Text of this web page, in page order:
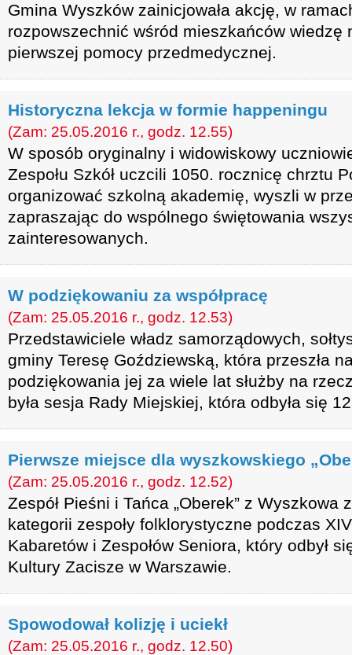
Gmina Wyszków zainicjowała akcję, w
rozpowszechnić wśród mieszkańców wiedzę
pierwszej pomocy przedmedycznej.
Historyczna lekcja w formie happeningu
(Zam: 25.05.2016 r., godz. 12.55)
W sposób oryginalny i widowiskowy
Zespołu Szkół uczcili 1050. rocznicę chrztu
organizować szkolną akademię, wyszli w
zapraszając do wspólnego świętowania
zainteresowanych.
W podziękowaniu za współpracę
(Zam: 25.05.2016 r., godz. 12.53)
Przedstawiciele władz samorządowych,
gminy Teresę Goździewską, która przeszła
podziękowania jej za wiele lat służby na
była sesja Rady Miejskiej, która odbyła się
Pierwsze miejsce dla wyszkowskiego
(Zam: 25.05.2016 r., godz. 12.52)
Zespół Pieśni i Tańca „Oberek” z Wyszkowa
kategorii zespoły folklorystyczne podczas
Kabaretów i Zespołów Seniora, który odbył
Kultury Zacisze w Warszawie.
Spowodował kolizję i uciekł
(Zam: 25.05.2016 r., godz. 12.50)